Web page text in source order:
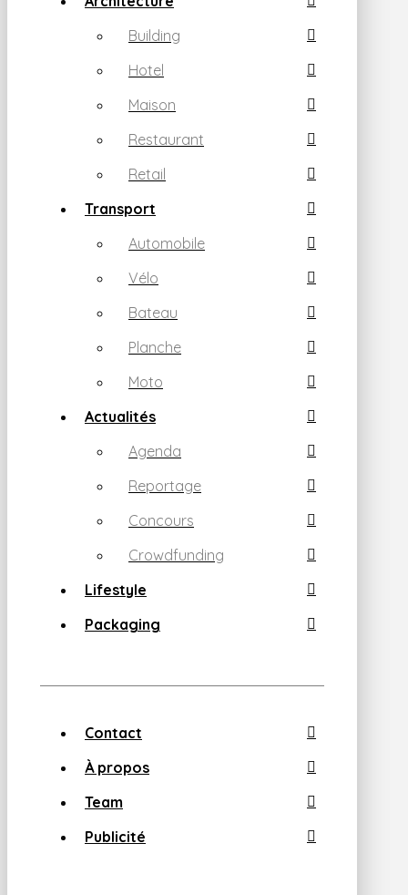
Building
Hotel
Maison
Restaurant
Retail
Transport
Automobile
Vélo
Bateau
Planche
Moto
Actualités
Agenda
Reportage
Concours
Crowdfunding
Lifestyle
Packaging
Contact
À propos
Team
Publicité